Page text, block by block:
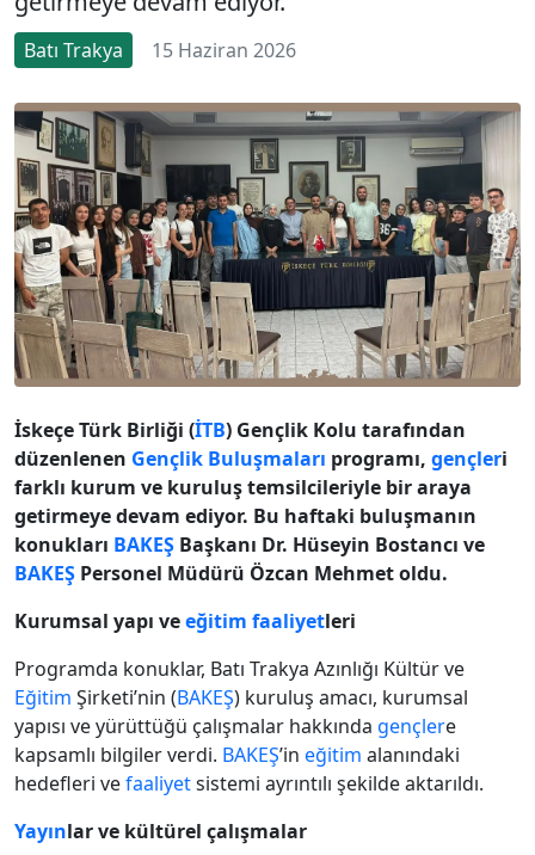
Batı Trakya 15 Haziran 2026
İskeçe Türk Birliği (İTB) Gençlik Kolu tarafından
düzenlenen Gençlik Buluşmaları programı, gençleri
farklı kurum ve kuruluş temsilcileriyle bir araya
getirmeye devam ediyor. Bu haftaki buluşmanın
konukları BAKEŞ Başkanı Dr. Hüseyin Bostancı ve
BAKEŞ Personel Müdürü Özcan Mehmet oldu.
Kurumsal yapı veeğitim faaliyetleri
Programda konuklar, Batı Trakya Azınlığı Kültür ve
Eğitim Şirketi’nin (BAKEŞ) kuruluş amacı, kurumsal
yapısı ve yürüttüğü çalışmalar hakkında gençlere
kapsamlı bilgiler verdi. BAKEŞ’in eğitim alanındaki
hedefleri vefaaliyetsistemi ayrıntılı şekilde aktarıldı.
Yayınlar ve kültürel çalışmalar